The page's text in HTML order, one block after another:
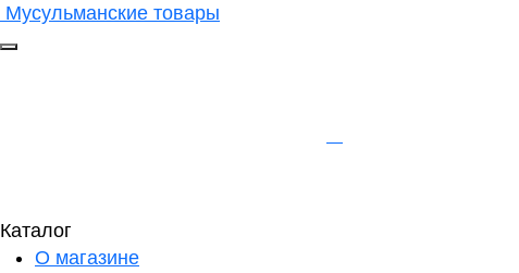
Мусульманские товары
Каталог
О магазине